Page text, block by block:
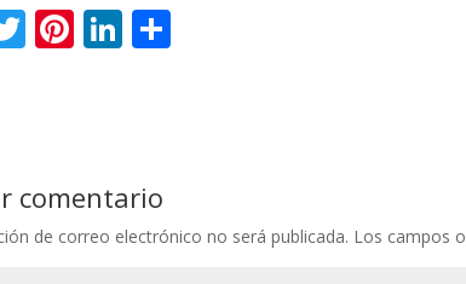
T Pi
st
Li
dI
n ti
r
comentario
de correo electrónico no será publicada. Los campos